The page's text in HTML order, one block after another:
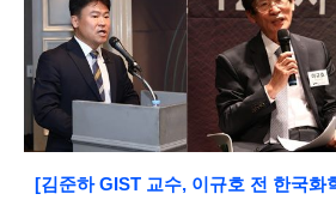
[김준하 GIST 교수, 이규호 전 한국화